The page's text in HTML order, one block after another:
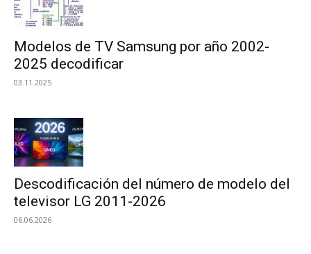
Modelos de TV Samsung por año 2002-
2025 decodificar
03.11.2025
Descodificación del número de modelo del
televisor LG 2011-2026
06.06.2026